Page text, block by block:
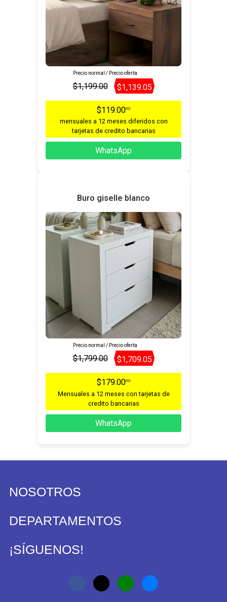
Precio normal / Precio oferta
$1,199.00 $1,139.05
$119.0000
mensuales a 12 meses diferidos con
tarjetas de credito bancarias
WhatsApp
Buro giselle blanco
Precio normal / Precio oferta
$1,799.00 $1,709.05
$179.0000
Mensuales a 12 meses con tarjetas de
credito bancarias
WhatsApp
NOSOTROS
DEPARTAMENTOS
¡SÍGUENOS!